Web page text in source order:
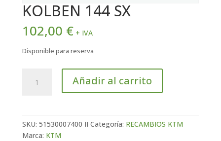
KOLBEN 144 SX
102,00 € + IVA
Disponible para reserva
Añadir al carrito
SKU: 51530007400 II Categoría: RECAMBIOS KTM
Marca: KTM